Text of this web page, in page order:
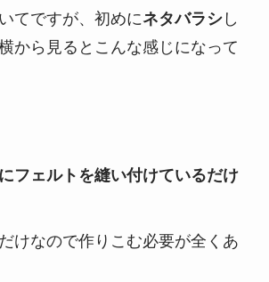
てですが、初めにネタバラシし
から見るとこんな感じになって
フェルトを縫い付けているだけ
けなので作りこむ必要が全くあ